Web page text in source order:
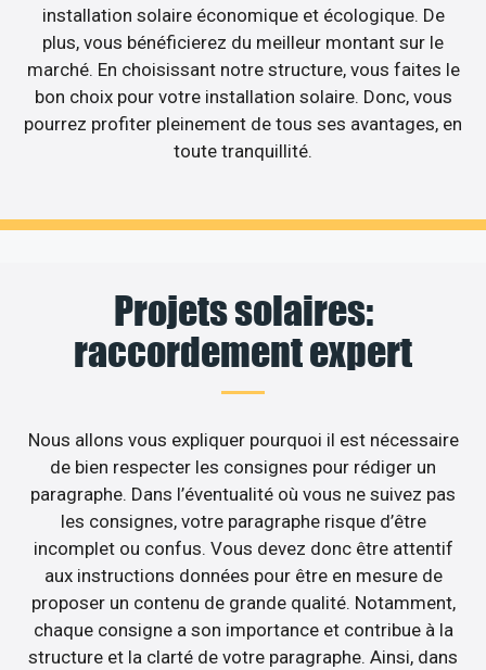
installation solaire économique et écologique. De
plus, vous bénéficierez du meilleur montant sur le
marché. En choisissant notre structure, vous faites le
bon choix pour votre installation solaire. Donc, vous
pourrez profiter pleinement de tous ses avantages, en
toute tranquillité.
Projets solaires:
raccordement expert
Nous allons vous expliquer pourquoi il est nécessaire
de bien respecter les consignes pour rédiger un
paragraphe. Dans l’éventualité où vous ne suivez pas
les consignes, votre paragraphe risque d’être
incomplet ou confus. Vous devez donc être attentif
aux instructions données pour être en mesure de
proposer un contenu de grande qualité. Notamment,
chaque consigne a son importance et contribue à la
structure et la clarté de votre paragraphe. Ainsi, dans